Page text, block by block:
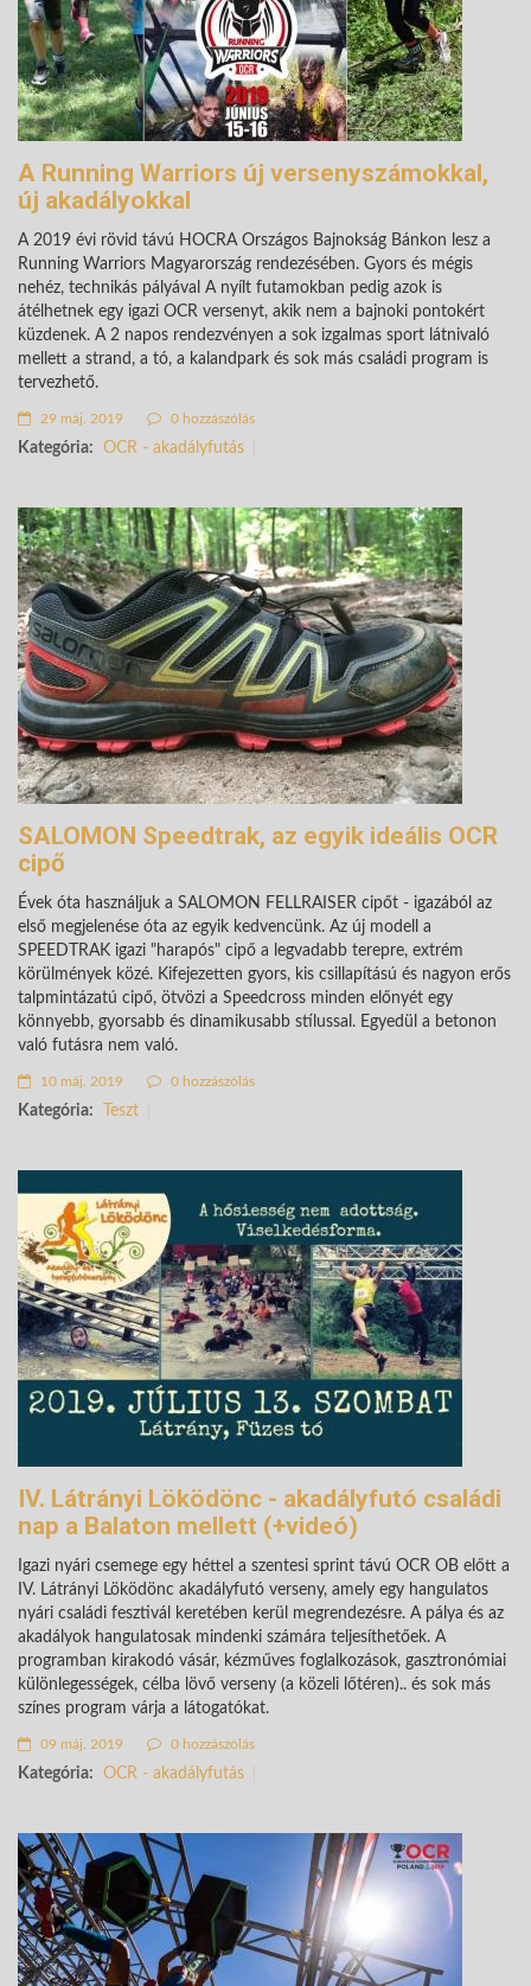
A Running Warriors új versenyszámokkal,
új akadályokkal
A 2019 évi rövid távú HOCRA Országos Bajnokság Bánkon lesz a
Running Warriors Magyarország rendezésében. Gyors és mégis
nehéz, technikás pályával A nyílt futamokban pedig azok is
átélhetnek egy igazi OCR versenyt, akik nem a bajnoki pontokért
küzdenek. A 2 napos rendezvényen a sok izgalmas sport látnivaló
mellett a strand, a tó, a kalandpark és sok más családi program is
tervezhető.
29 máj. 2019 0 hozzászólás
Kategória: OCR - akadályfutás
SALOMON Speedtrak, az egyik ideális OCR
cipő
Évek óta használjuk a SALOMON FELLRAISER cipőt - igazából az
első megjelenése óta az egyik kedvencünk. Az új modell a
SPEEDTRAK igazi "harapós" cipő a legvadabb terepre, extrém
körülmények közé. Kifejezetten gyors, kis csillapítású és nagyon erős
talpmintázatú cipő, ötvözi a Speedcross minden előnyét egy
könnyebb, gyorsabb és dinamikusabb stílussal. Egyedül a betonon
való futásra nem való.
10 máj. 2019 0 hozzászólás
Kategória: Teszt
IV. Látrányi Löködönc - akadályfutó családi
nap a Balaton mellett (+videó)
Igazi nyári csemege egy héttel a szentesi sprint távú OCR OB előtt a
IV. Látrányi Löködönc akadályfutó verseny, amely egy hangulatos
nyári családi fesztivál keretében kerül megrendezésre. A pálya és az
akadályok hangulatosak mindenki számára teljesíthetőek. A
programban kirakodó vásár, kézműves foglalkozások, gasztronómiai
különlegességek, célba lövő verseny (a közeli lőtéren).. és sok más
színes program várja a látogatókat.
09 máj. 2019 0 hozzászólás
Kategória: OCR - akadályfutás